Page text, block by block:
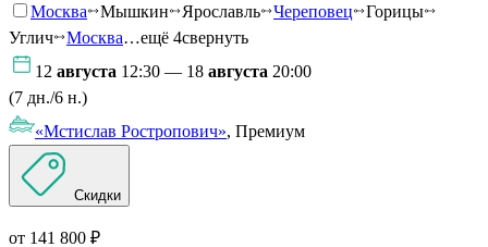
Москва Мышкин Ярославль Череповец
Горицы
Углич
Москва…ещё 4свернуть
12 августа 12:30 — 18 августа 20:00
(7 дн./6 н.)
«Мстислав Ростропович», Премиум
Скидки
от 141 800 ₽